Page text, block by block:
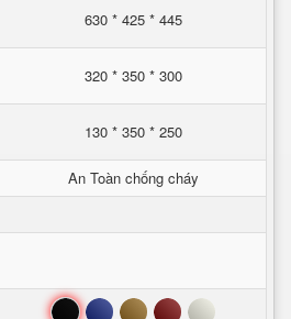
630 * 425 * 445
320 * 350 * 300
130 * 350 * 250
An Toàn chống cháy
Đen Xanh Nâu Đỏ Trắng